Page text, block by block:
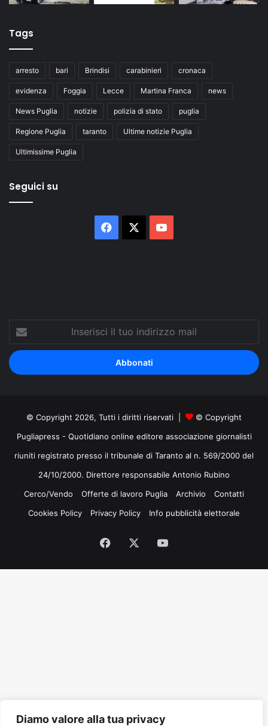
Diamo valore alla tua privacy
Tags
arresto bari Brindisi carabinieri cronaca
evidenza Foggia Lecce Martina Franca news
News Puglia notizie polizia di stato puglia
Regione Puglia taranto Ultime notizie Puglia
Ultimissime Puglia
Seguici su
Facebook
tuo
indirizzo
mail
© Copyright 2026, Tutti i diritti riservati |
© Copyright
Pugliapress - Quotidiano online editore associazione giornalisti
riuniti registrato presso il tribunale di Taranto al n. 569/2000 del
24/10/2000. Direttore responsabile Antonio Rubino
Cerco/Vendo
Offerte di lavoro Puglia Archivio
Contatti
Cookies Policy
Privacy Policy Info pubblicità elettorale
Facebook
Tube